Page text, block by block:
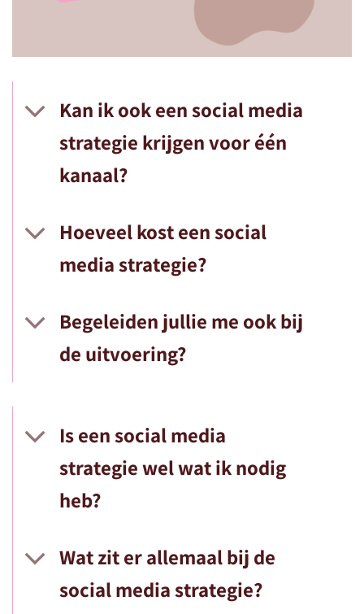
Kan ik ook een social media
strategie krijgen voor één
kanaal?
Hoeveel kost een social
media strategie?
Begeleiden jullie me ook bij
de uitvoering?
Is een social media
strategie wel wat ik nodig
heb?
Wat zit er allemaal bij de
social media strategie?